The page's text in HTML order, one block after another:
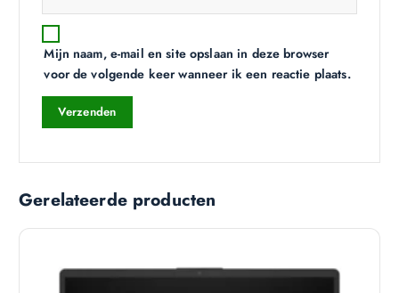
Mijn naam, e-mail en site opslaan in deze browser
voor de volgende keer wanneer ik een reactie plaats.
Gerelateerde producten